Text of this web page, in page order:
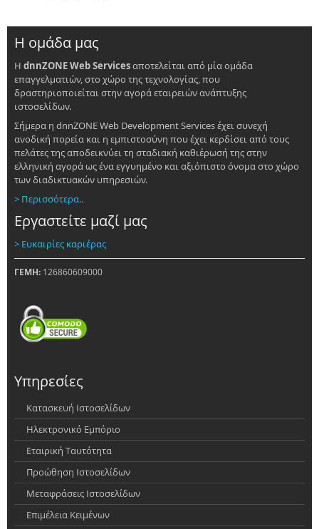
Η ομάδα μας
Η dnnZONE Web Servicesαποτελείται από μία ομάδα
επαγγελματιών, στο χώρο της τεχνολογίας, που
δραστηριοποιείται στην αγορά εταιρειών ανάπτυξης
ιστοσελίδων.
Σήμερα η dnnZONE Web Development Services έχει συνεχή
ανοδική πορεία και η εμπιστοσύνη που έχει κερδίσει από τους
πελάτες της αποδεικνύει τη σταδιακή καθιέρωσή της στην
ελληνική αγορά ως ένα εγγυημένο και αξιόπιστο όνομα στο χώρο
των διαδικτυακών υπηρεσιών.
> Περισσότερα..
Εργαστείτε μαζί μας
> Ευκαιρίες καριέρας
ΓΕΜΗ: 126860609000
Υπηρεσίες
Κατασκευή Ιστοσελίδων
Ηλεκτρονικό Εμπόριο
Εταιρική Ταυτότητα
Προώθηση Ιστοσελίδων
Μεταφράσεις Ιστοσελίδων
Επιμέλεια Κειμένων